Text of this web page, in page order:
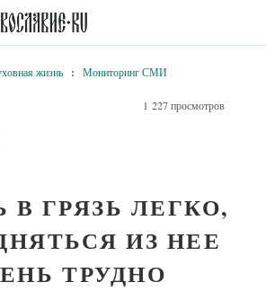
жизнь : Мониторинг СМИ
1 227 просмотров
В ГРЯЗЬ ЛЕГКО,
ИЗ НЕЕ
ТРУДНО